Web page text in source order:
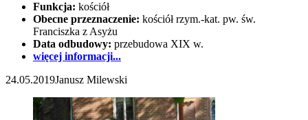
Funkcja: kościół
Obecne przeznaczenie: kościół rzym.-kat. pw. św.
Franciszka z Asyżu
Data odbudowy: przebudowa XIX w.
więcej informacji...
24.05.2019Janusz Milewski